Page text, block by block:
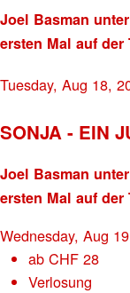
Joel Basman
ersten Mal auf der
Tuesday, Aug 18,
SONJA - EIN
Joel Basman
ersten Mal auf der
Wednesday, Aug
abCHF 28
Verlosung